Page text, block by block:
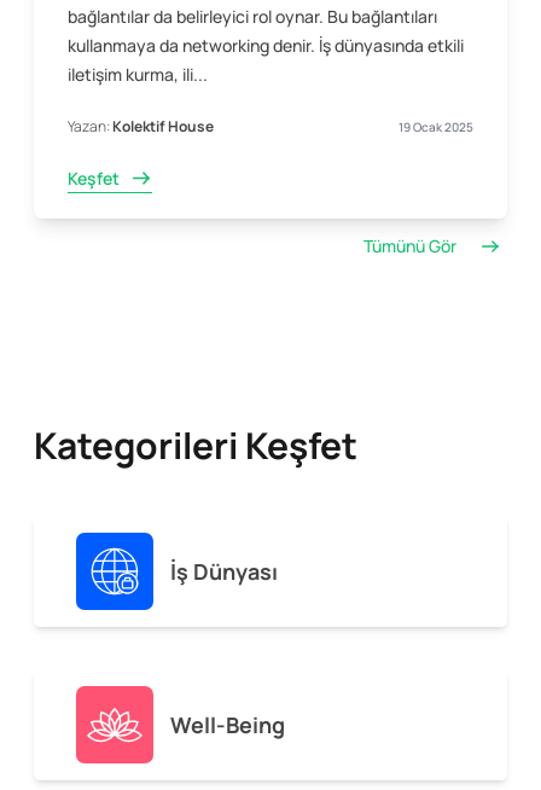
bağlantılar da belirleyici rol oynar. Bu bağlantıları
kullanmaya da networking denir. İş dünyasında etkili
iletişim kurma, ili...
Yazan:Kolektif House 19 Ocak 2025
Keşfet
Tümünü Gör
Kategorileri Keşfet
İş Dünyası
Well-Being